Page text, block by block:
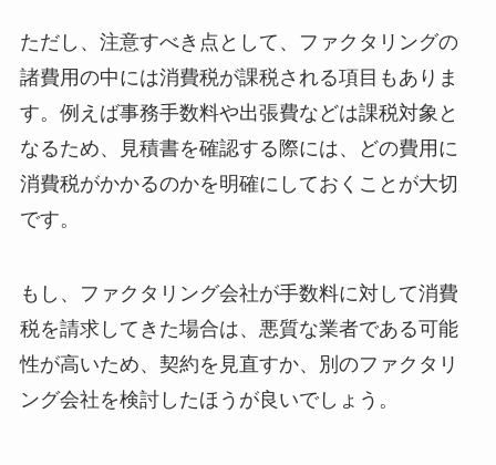
ただし、注意すべき点として、ファクタリングの
諸費用の中には消費税が課税される項目もありま
す。例えば事務手数料や出張費などは課税対象と
なるため、見積書を確認する際には、どの費用に
消費税がかかるのかを明確にしておくことが大切
です。
もし、ファクタリング会社が手数料に対して消費
税を請求してきた場合は、悪質な業者である可能
性が高いため、契約を見直すか、別のファクタリ
ング会社を検討したほうが良いでしょう。